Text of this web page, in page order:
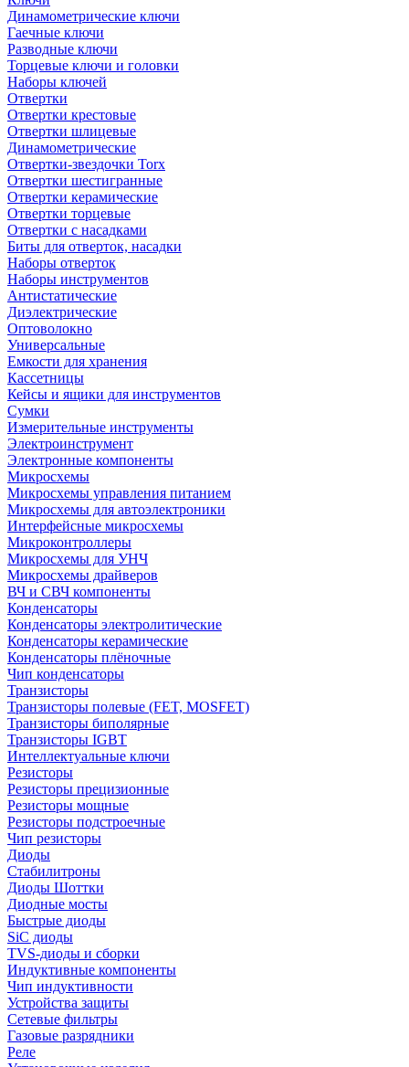
Динамометрические ключи
Гаечные ключи
Разводные ключи
Торцевые ключи и головки
Наборы ключей
Отвертки
Отвертки крестовые
Отвертки шлицевые
Динамометрические
Отвертки-звездочки Torx
Отвертки шестигранные
Отвертки керамические
Отвертки торцевые
Отвертки с насадками
Биты для отверток, насадки
Наборы отверток
Наборы инструментов
Антистатические
Диэлектрические
Оптоволокно
Универсальные
Емкости для хранения
Кассетницы
Кейсы и ящики для инструментов
Сумки
Измерительные инструменты
Электроинструмент
Электронные компоненты
Микросхемы
Микросхемы управления питанием
Микросхемы для автоэлектроники
Интерфейсные микросхемы
Микроконтроллеры
Микросхемы для УНЧ
Микросхемы драйверов
ВЧ и СВЧ компоненты
Конденсаторы
Конденсаторы электролитические
Конденсаторы керамические
Конденсаторы плёночные
Чип конденсаторы
Транзисторы
Транзисторы полевые (FET, MOSFET)
Транзисторы биполярные
Транзисторы IGBT
Интеллектуальные ключи
Резисторы
Резисторы прецизионные
Резисторы мощные
Резисторы подстроечные
Чип резисторы
Диоды
Стабилитроны
Диоды Шоттки
Диодные мосты
Быстрые диоды
SiC диоды
TVS-диоды и сборки
Индуктивные компоненты
Чип индуктивности
Устройства защиты
Сетевые фильтры
Газовые разрядники
Реле